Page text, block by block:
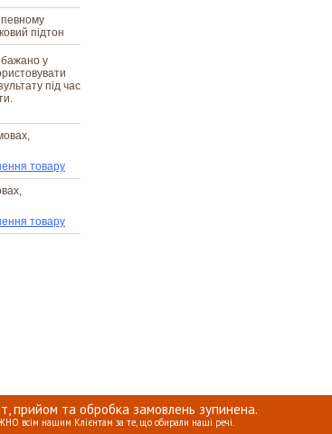
прийом та обробка замовлень зупинена.
всім нашим Клієнтам за те, що обирали наші речі.
підтон
бажано у
під час
товару
товару